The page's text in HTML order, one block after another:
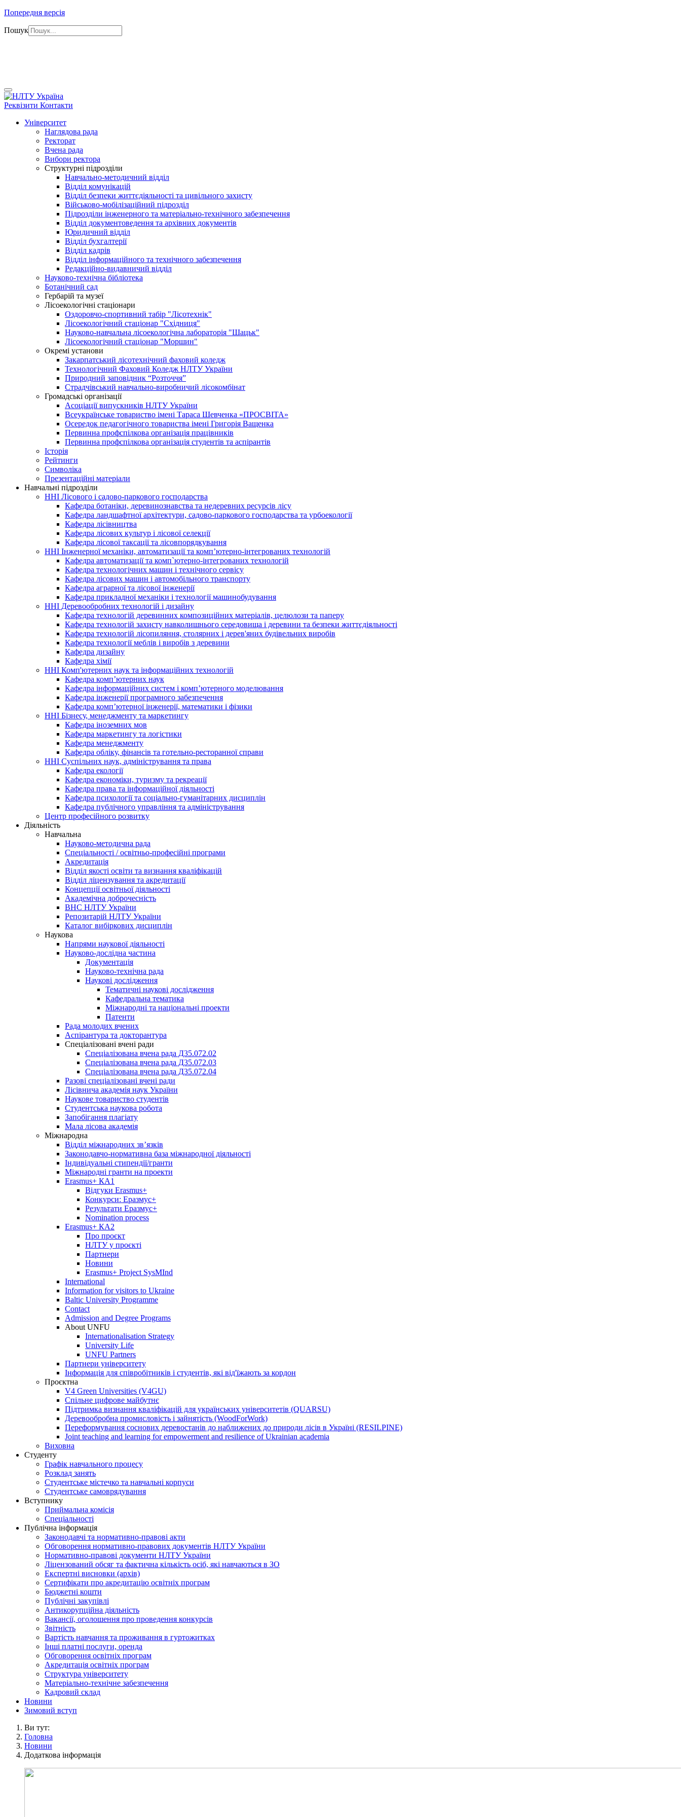
Попередня версія
Пошук
Реквізити Контакти
Університет
Наглядова рада
Ректорат
Вчена рада
Вибори ректора
Структурні підрозділи
Навчально-методичний відділ
Відділ комунікацій
Відділ безпеки життєдіяльності та цивільного захисту
Військово-мобілізаційний підрозділ
Підрозділи інженерного та матеріально-технічного забезпечення
Відділ документоведення та архівних документів
Юридичний відділ
Відділ бухгалтерії
Відділ кадрів
Відділ інформаційного та технічного забезпечення
Редакційно-видавничий відділ
Науково-технічна бібліотека
Ботанічний сад
Гербарій та музеї
Лісоекологічні стаціонари
Оздоровчо-спортивний табір "Лісотехнік"
Лісоекологічний стаціонар "Східниця"
Науково-навчальна лісоекологічна лабораторія "Шацьк"
Лісоекологічний стаціонар "Моршин"
Окремі установи
Закарпатський лісотехнічний фаховий коледж
Технологічний Фаховий Коледж НЛТУ України
Природний заповідник “Розточчя”
Страдчівський навчально-виробничий лісокомбінат
Громадські організації
Асоціації випускників НЛТУ України
Всеукраїнське товариство імені Тараса Шевченка «ПРОСВІТА»
Осередок педагогічного товариства імені Григорія Ващенка
Первинна профспілкова організація працівників
Первинна профспілкова організація студентів та аспірантів
Історія
Рейтинги
Символіка
Презентаційні матеріали
Навчальні підрозділи
ННІ Лісового і садово-паркового господарства
Кафедра ботаніки, деревинознавства та недеревних ресурсів лісу
Кафедра ландшафтної архітектури, садово-паркового господарства та урбоекології
Кафедра лісівництва
Кафедра лісових культур і лісової селекції
Кафедра лісової таксації та лісовпорядкування
ННІ Інженерної механіки, автоматизації та комп’ютерно-інтегрованих технологій
Кафедра автоматизації та комп`ютерно-інтегрованих технологій
Кафедра технологічних машин і технічного сервісу
Кафедра лісових машин і автомобільного транспорту
Кафедра аграрної та лісової інженерії
Кафедра прикладної механіки і технології машинобудування
ННІ Деревообробних технологій і дизайну
Кафедра технологій деревинних композиційних матеріалів, целюлози та паперу
Кафедра технологій захисту навколишнього середовища і деревини та безпеки життєдіяльності
Кафедра технологій лісопиляння, столярних і дерев'яних будівельних виробів
Кафедра технології меблів і виробів з деревини
Кафедра дизайну
Кафедра хімії
ННІ Комп'ютерних наук та інформаційних технологій
Кафедра комп’ютерних наук
Кафедра інформаційних систем і комп’ютерного моделювання
Кафедра інженерії програмного забезпечення
Кафедра комп’ютерної інженерії, математики і фізики
ННІ Бізнесу, менеджменту та маркетингу
Кафедра іноземних мов
Кафедра маркетингу та логістики
Кафедра менеджменту
Кафедра обліку, фінансів та готельно-ресторанної справи
ННІ Суспільних наук, адміністрування та права
Кафедра екології
Кафедра економіки, туризму та рекреації
Кафедра права та інформаційної діяльності
Кафедра психології та соціально-гуманітарних дисциплін
Кафедра публічного управління та адміністрування
Центр професійного розвитку
Діяльність
Навчальна
Науково-методична рада
Спеціальності / освітньо-професійні програми
Акредитація
Відділ якості освіти та визнання кваліфікацій
Відділ ліцензування та акредитації
Концепції освітньої діяльності
Академічна доброчесність
ВНС НЛТУ України
Репозитарій НЛТУ України
Каталог вибіркових дисциплін
Наукова
Напрями наукової діяльності
Науково-дослідна частина
Документація
Науково-технічна рада
Наукові дослідження
Тематичні наукові дослідження
Кафедральна тематика
Міжнародні та національні проекти
Патенти
Рада молодих вчених
Аспірантура та докторантура
Спеціалізовані вчені ради
Спеціалізована вчена рада Д35.072.02
Спеціалізована вчена рада Д35.072.03
Спеціалізована вчена рада Д35.072.04
Разові спеціалізовані вчені ради
Лісівнича академія наук України
Наукове товариство студентів
Студентська наукова робота
Запобігання плагіату
Мала лісова академія
Міжнародна
Відділ міжнародних зв’язків
Законодавчо-нормативна база міжнародної діяльності
Індивідуальні стипендії/гранти
Міжнародні гранти на проекти
Erasmus+ КА1
Відгуки Erasmus+
Конкурси: Еразмус+
Результати Еразмус+
Nomination process
Erasmus+ КА2
Про проєкт
НЛТУ у проєкті
Партнери
Новини
Erasmus+ Project SysMInd
International
Information for visitors to Ukraine
Baltic University Programme
Contact
Admission and Degree Programs
About UNFU
Internationalisation Strategy
University Life
UNFU Partners
Партнери університету
Інформація для співробітників і студентів, які від'їжають за кордон
Проєктна
V4 Green Universities (V4GU)
Спільне цифрове майбутнє
Підтримка визнання кваліфікацій для українських університетів (QUARSU)
Деревообробна промисловість і зайнятість (WoodForWork)
Переформування соснових деревостанів до наближених до природи лісів в Україні (RESILPINE)
Joint teaching and learning for empowerment and resilience of Ukrainian academia
Виховна
Студенту
Графік навчального процесу
Розклад занять
Студентське містечко та навчальні корпуси
Студентське самоврядування
Вступнику
Приймальна комісія
Спеціальності
Публічна інформація
Законодавчі та нормативно-правові акти
Обговорення нормативно-правових документів НЛТУ України
Нормативно-правові документи НЛТУ України
Ліцензований обсяг та фактична кількість осіб, які навчаються в ЗО
Експертні висновки (архів)
Сертифікати про акредитацію освітніх програм
Бюджетні кошти
Публічні закупівлі
Антикорупційна діяльність
Вакансії, оголошення про проведення конкурсів
Звітність
Вартість навчання та проживання в гуртожитках
Інші платні послуги, оренда
Обговорення освітніх програм
Акредитація освітніх програм
Структура університету
Матеріально-технічне забезпечення
Кадровий склад
Новини
Зимовий вступ
Ви тут:
Головна
Новини
Додаткова інформація